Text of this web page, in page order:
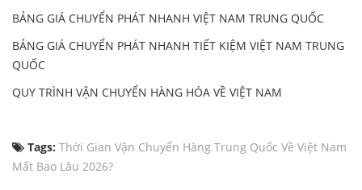
BẢNG GIÁ CHUYỂN PHÁT NHANH VIỆT NAM TRUNG QUỐC
BẢNG GIÁ CHUYỂN PHÁT NHANH TIẾT KIỆM VIỆT NAM TRUNG
QUỐC
QUY TRÌNH VẬN CHUYỂN HÀNG HÓA VỀ VIỆT NAM
Tags: Thời Gian Vận Chuyển Hàng Trung Quốc Về Việt Nam
Mất Bao Lâu 2026?